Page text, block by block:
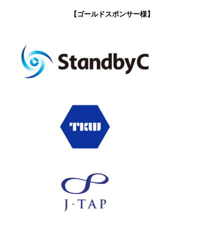
【ゴールドスポンサー様】